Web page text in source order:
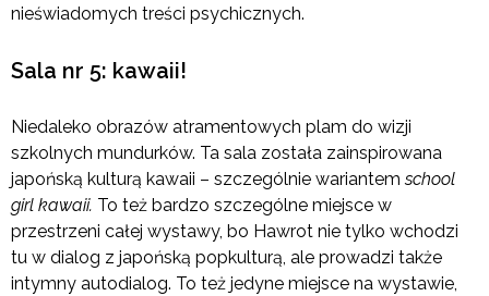
nieświadomych treści psychicznych.
Sala nr 5: kawaii!
Niedaleko obrazów atramentowych plam do wizji
szkolnych mundurków. Ta sala została zainspirowana
japońską kulturą kawaii – szczególnie wariantemschool
girl kawaii. To też bardzo szczególne miejsce w
przestrzeni całej wystawy, bo Hawrot nie tylko wchodzi
tu w dialog z japońską popkulturą, ale prowadzi także
intymny autodialog. To też jedyne miejsce na wystawie,